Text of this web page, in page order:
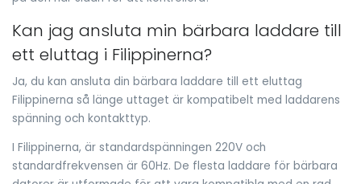
Kan jag ansluta min bärbara laddare till
ett eluttag i Filippinerna?
Ja, du kan ansluta din bärbara laddare till ett eluttag
Filippinerna så länge uttaget är kompatibelt med laddarens
spänning och kontakttyp.
I Filippinerna, är standardspänningen 220V och
standardfrekvensen är 60Hz. De flesta laddare för bärbara